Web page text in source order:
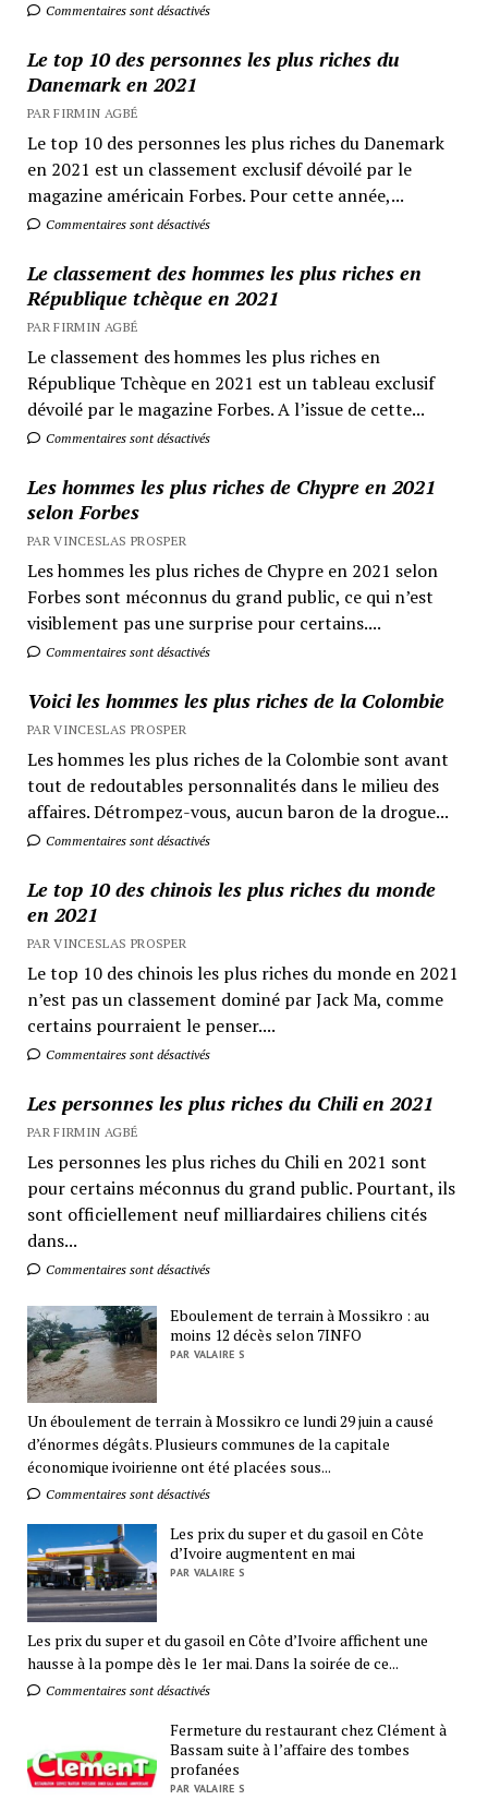
Commentaires sont désactivés
Le top 10 des personnes les plus riches du
Danemark en 2021
PAR FIRMIN AGBÉ
Le top 10 des personnes les plus riches du Danemark
en 2021 est un classement exclusif dévoilé par le
magazine américain Forbes. Pour cette année,...
Commentaires sont désactivés
Le classement des hommes les plus riches en
République tchèque en 2021
PAR FIRMIN AGBÉ
Le classement des hommes les plus riches en
République Tchèque en 2021 est un tableau exclusif
dévoilé par le magazine Forbes. A l’issue de cette...
Commentaires sont désactivés
Les hommes les plus riches de Chypre en 2021
selon Forbes
PAR VINCESLAS PROSPER
Les hommes les plus riches de Chypre en 2021 selon
Forbes sont méconnus du grand public, ce qui n’est
visiblement pas une surprise pour certains....
Commentaires sont désactivés
Voici les hommes les plus riches de la Colombie
PAR VINCESLAS PROSPER
Les hommes les plus riches de la Colombie sont avant
tout de redoutables personnalités dans le milieu des
affaires. Détrompez-vous, aucun baron de la drogue...
Commentaires sont désactivés
Le top 10 des chinois les plus riches du monde
en 2021
PAR VINCESLAS PROSPER
Le top 10 des chinois les plus riches du monde en 2021
n’est pas un classement dominé par Jack Ma, comme
certains pourraient le penser....
Commentaires sont désactivés
Les personnes les plus riches du Chili en 2021
PAR FIRMIN AGBÉ
Les personnes les plus riches du Chili en 2021 sont
pour certains méconnus du grand public. Pourtant, ils
sont officiellement neuf milliardaires chiliens cités
dans...
Commentaires sont désactivés
Eboulement de terrain à Mossikro : au
moins 12 décès selon 7INFO
PAR VALAIRE S
Un éboulement de terrain à Mossikro ce lundi 29 juin a causé
d’énormes dégâts. Plusieurs communes de la capitale
économique ivoirienne ont été placées sous...
Commentaires sont désactivés
Les prix du super et du gasoil en Côte
d’Ivoire augmentent en mai
PAR VALAIRE S
Les prix du super et du gasoil en Côte d’Ivoire affichent une
hausse à la pompe dès le 1er mai. Dans la soirée de ce...
Commentaires sont désactivés
Fermeture du restaurant chez Clément à
Bassam suite à l’affaire des tombes
profanées
PAR VALAIRE S